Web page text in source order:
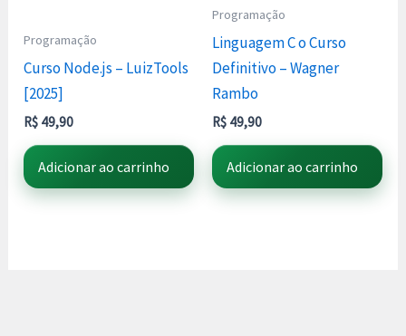
Programação
Curso Node.js – LuizTools
[2025]
R$ 49,90
Adicionar ao carrinho
Programação
Linguagem C o Curso
Definitivo – Wagner
Rambo
R$ 49,90
Adicionar ao carrinho